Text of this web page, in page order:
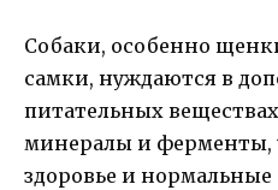
Собаки, особенно
самки, нуждаются в
питательных
минералы и ферменты,
здоровье и